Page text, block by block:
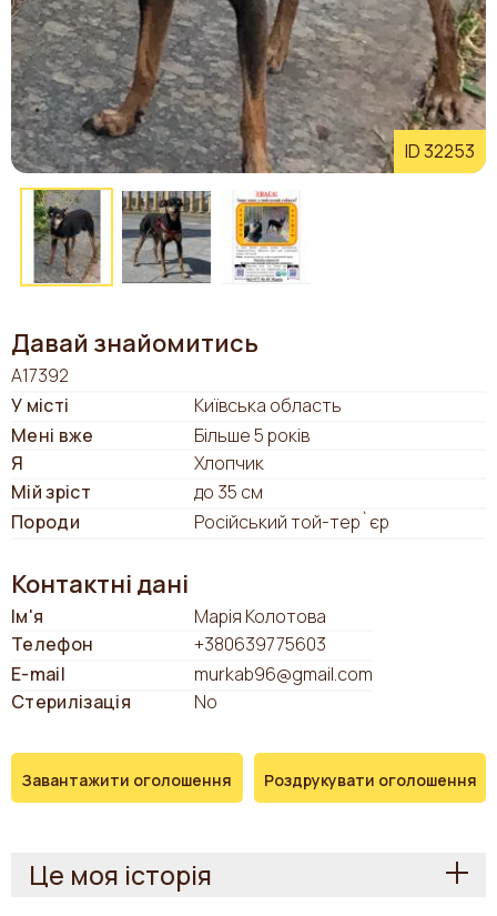
ID 32253
Давай знайомитись
А17392
У місті
Київська область
Мені вже
Більше 5 років
Я
Хлопчик
Мій зріст
до 35 см
Породи
Російський той-тер`єр
Контактні дані
Ім'я
Марія Колотова
Телефон
+380639775603
E-mail
murkab96@gmail.com
Стерилізація
No
Завантажити оголошення Роздрукувати оголошення
Це моя історія